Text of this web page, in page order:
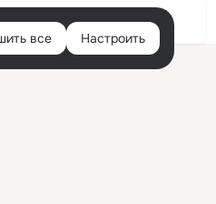
Войти
все Настроить